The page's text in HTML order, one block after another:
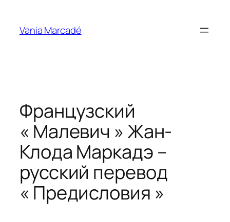
contenu
Vania Marcadé
Французский
« Малевич » Жан-
Клода Маркадэ –
русский перевод
« Предисловия »